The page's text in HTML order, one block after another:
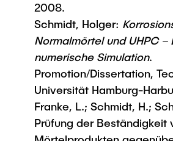
2008.
Schmidt, Holger:
Normalmörtel und UHPC
numerische Simulation.
Promotion/Dissertation,
Universität Hamburg-
Franke, L.; Schmidt, H.;
Prüfung der Beständigkeit